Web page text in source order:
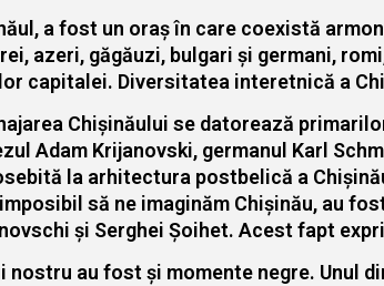
a fost un oraș în care coexistă
azeri, găgăuzi, bulgari și germani,
capitalei. Diversitatea interetnică a
Chișinăului se datorează
Adam Krijanovski, germanul Karl
la arhitectura postbelică a
să ne imaginăm Chișinău, au
și Serghei Șoihet. Acest fapt
au fost și momente negre. Unul